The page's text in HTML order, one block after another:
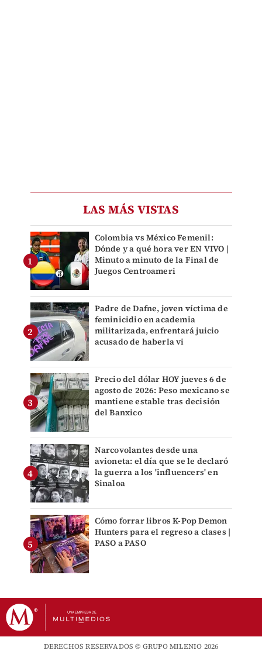
LAS MÁS VISTAS
Colombia vs México Femenil:
Dónde y a qué hora ver EN VIVO |
Minuto a minuto de la Final de
Juegos Centroameri
Padre de Dafne, joven víctima de
feminicidio en academia
militarizada, enfrentará juicio
acusado de haberla vi
Precio del dólar HOY jueves 6 de
agosto de 2026: Peso mexicano se
mantiene estable tras decisión
del Banxico
Narcovolantes desde una
avioneta: el día que se le declaró
la guerra a los 'influencers' en
Sinaloa
Cómo forrar libros K-Pop Demon
Hunters para el regreso a clases |
PASO a PASO
DERECHOS RESERVADOS © GRUPO MILENIO 2026